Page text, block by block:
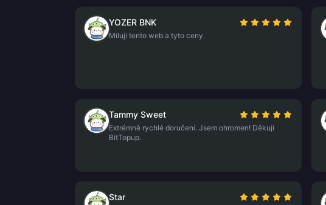
YOZER BNK
Miluji tento web a tyto ceny.
Tammy Sweet
Extrémně rychlé doručení. Jsem ohromen! Děkuji
BitTopup.
Star